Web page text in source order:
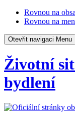
Rovnou na
Rovnou na
Otevřit navigaci Menu
Životní
bydlení